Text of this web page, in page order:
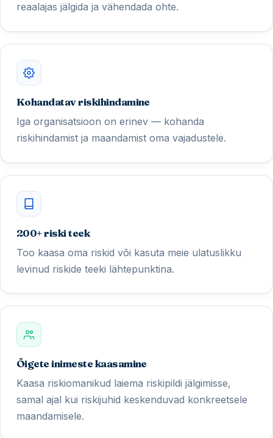
reaalajas jälgida ja vähendada ohte.
Kohandatav riskihindamine
Iga organisatsioon on erinev — kohanda
riskihindamist ja maandamist oma vajadustele.
200+ riski teek
Too kaasa oma riskid või kasuta meie ulatuslikku
levinud riskide teeki lähtepunktina.
Õigete inimeste kaasamine
Kaasa riskiomanikud laiema riskipildi jälgimisse,
samal ajal kui riskijuhid keskenduvad konkreetsele
maandamisele.